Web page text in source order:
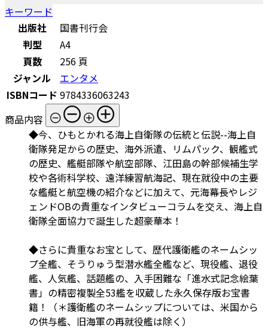
キーワード
出版社
国書刊行会
判型
A4
頁数
256 頁
ジャンル
エンタメ
ISBNコード 9784336063243
商品内容
◆今、ひもとかれる海上自衛隊の伝統と伝説--海上自
衛隊発足からの歴史、海外派遣、リムパック、観艦式
の歴史、艦艇部隊や航空部隊、江田島の幹部候補生学
校や各術科学校、遠洋練習航海記、現在就役中の主要
な艦艇と航空機の紹介などに加えて、元海幕長やレジ
ェンドOBの貴重なインタビューコラムを交え、海上自
衛隊全面協力で誕生した超豪華本！
◆さらに貴重なお宝として、歴代護衛艦のネームシッ
プ全艦、そうりゅう型潜水艦全艦など、現役艦、退役
艦、人気艦、話題艦の、入手困難な「進水式記念絵葉
書」の精密複製全53艦を収蔵した永久保存版お宝書
籍！（＊護衛艦のネームシップについては、米国から
の供与艦、旧海軍の再就役艦は除く）